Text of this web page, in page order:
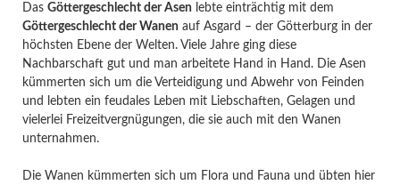
Das Göttergeschlecht der Asen lebte einträchtig mit dem
Göttergeschlecht der Wanen auf Asgard – der Götterburg in der
höchsten Ebene der Welten. Viele Jahre ging diese
Nachbarschaft gut und man arbeitete Hand in Hand. Die Asen
kümmerten sich um die Verteidigung und Abwehr von Feinden
und lebten ein feudales Leben mit Liebschaften, Gelagen und
vielerlei Freizeitvergnügungen, die sie auch mit den Wanen
unternahmen.
Die Wanen kümmerten sich um Flora und Fauna und übten hier